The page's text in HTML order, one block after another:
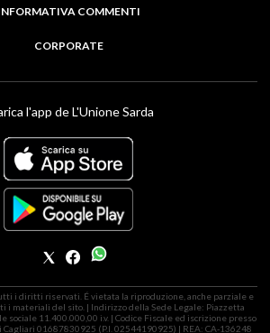
COMMENTI
CORPORATE
l'app de L'Unione Sarda
i diritti riservati. É vietata la riproduzione, anche parziale e
i materiali del sito. | Indirizzo della Sede Legale: Piazzetta
sociale 11.400.000,00 i.v. | Codice Fiscale ed iscrizione presso
01687830925 (P.I. 02544190925) | REA: CA-136248